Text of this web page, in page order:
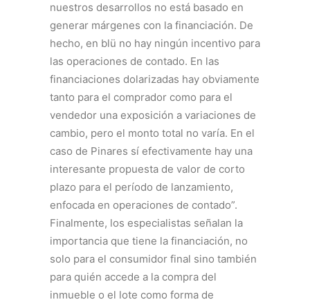
nuestros desarrollos no está basado en
generar márgenes con la financiación. De
hecho, en blü no hay ningún incentivo para
las operaciones de contado. En las
financiaciones dolarizadas hay obviamente
tanto para el comprador como para el
vendedor una exposición a variaciones de
cambio, pero el monto total no varía. En el
caso de Pinares sí efectivamente hay una
interesante propuesta de valor de corto
plazo para el período de lanzamiento,
enfocada en operaciones de contado”.
Finalmente, los especialistas señalan la
importancia que tiene la financiación, no
solo para el consumidor final sino también
para quién accede a la compra del
inmueble o el lote como forma de